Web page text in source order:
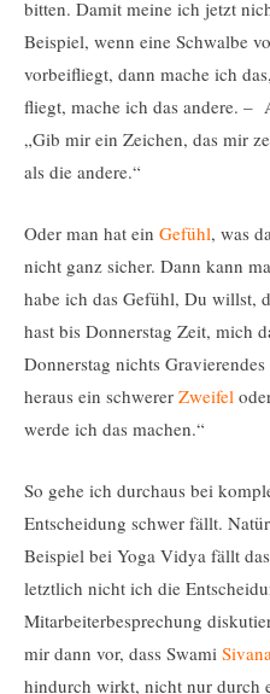
bitten. Damit meine ich jetzt
Beispiel, wenn eine Schwalbe
vorbeifliegt, dann mache ich
fliegt, mache ich das andere. –
„Gib mir ein Zeichen, das mir
als die andere.“
Oder man hat ein Gefühl, was
nicht ganz sicher. Dann kann
habe ich das Gefühl, Du willst,
hast bis Donnerstag Zeit, mich
Donnerstag nichts
heraus ein schwerer Zweifel
werde ich das machen.“
So gehe ich durchaus bei
Entscheidung schwer fällt.
Beispiel bei Yoga Vidya fällt
letztlich nicht ich die
Mitarbeiterbesprechung
mir dann vor, dass Swami
hindurch wirkt, nicht nur durch